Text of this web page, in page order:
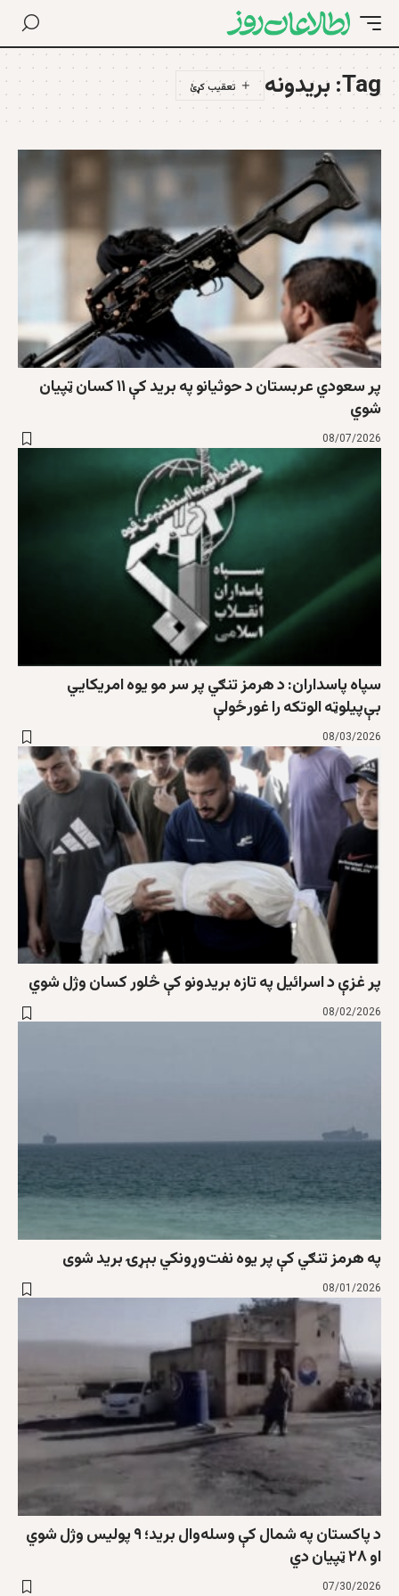
Tag: بریدونه
پر سعودي عربستان د حوثیانو په برید کې ۱۱ کسان ټپیان
شوي
08/07/2026
سپاه پاسداران: د هرمز تنګي پر سر مو یوه امریکايي
بې‌پیلوټه الوتکه را غورځولې
08/03/2026
پر غزې د اسرائیل په تازه بریدونو کې څلور کسان وژل شوي
08/02/2026
په هرمز تنګي کې پر یوه نفت‌وړونکي بېړۍ برید شوی
08/01/2026
د پاکستان په شمال کې وسله‌وال برید؛ ۹ پولیس وژل شوي
او ۲۸ ټپیان دي
07/30/2026